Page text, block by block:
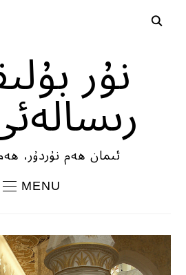
نۇر
ئىمان ھەم نۇردۇر،
MENU